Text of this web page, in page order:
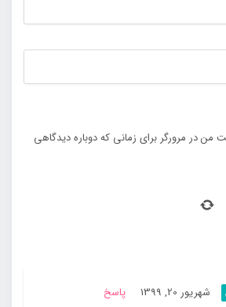
من در مرورگر برای زمانی که دوباره دیدگاهی
شهریور 20, 1399 پاسخ